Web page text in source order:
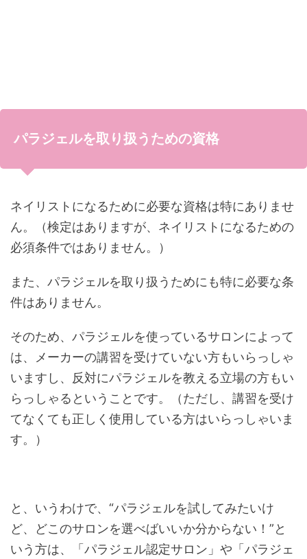
パラジェルを取り扱うための資格
ネイリストになるために必要な資格は特にありませ
ん。（検定はありますが、ネイリストになるための
必須条件ではありません。）
また、パラジェルを取り扱うためにも特に必要な条
件はありません。
そのため、パラジェルを使っているサロンによって
は、メーカーの講習を受けていない方もいらっしゃ
いますし、反対にパラジェルを教える立場の方もい
らっしゃるということです。（ただし、講習を受け
てなくても正しく使用している方はいらっしゃいま
す。）
と、いうわけで、“パラジェルを試してみたいけ
ど、どこのサロンを選べばいいか分からない！”と
いう方は、「パラジェル認定サロン」や「パラジェ